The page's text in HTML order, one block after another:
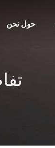
حول نحن